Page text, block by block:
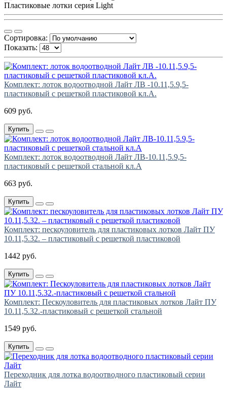
Пластиковые лотки серия Light
Сортировка:
Показать:
Комплект: лоток водоотводной Лайт ЛВ -10.11,5.9,5-
пластиковый с решеткой пластиковой кл.А.
609 руб.
Купить
Комплект: лоток водоотводной Лайт ЛВ-10.11,5.9,5-
пластиковый с решеткой стальной кл.А
663 руб.
Купить
Комплект: пескоуловитель для пластиковых лотков Лайт ПУ
10.11,5.32. – пластиковый с решеткой пластиковой
1442 руб.
Купить
Комплект: Пескоуловитель для пластиковых лотков Лайт ПУ
10.11,5.32.-пластиковый с решеткой стальной
1549 руб.
Купить
Переходник для лотка водоотводного пластиковый серии
Лайт